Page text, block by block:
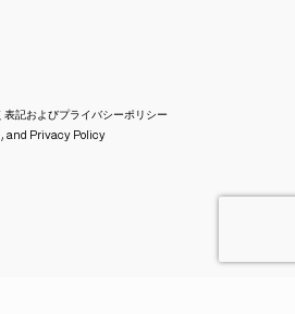
記およびプライバシーポリシー
and Privacy Policy